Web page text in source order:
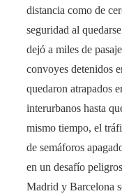
distancia como de
seguridad al
dejó a miles de
convoyes detenidos
quedaron atrapados
interurbanos hasta
mismo tiempo, el
de semáforos
en un desafío
Madrid y Barcelona